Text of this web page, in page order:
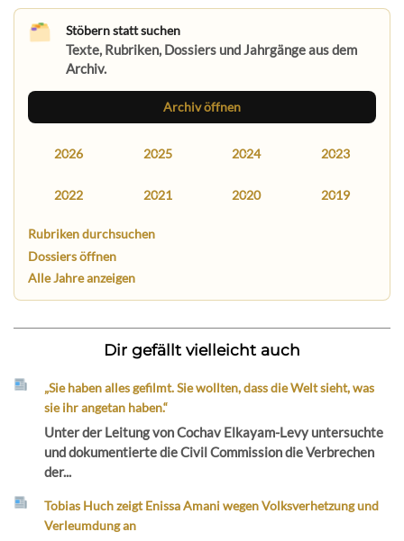
Stöbern statt suchen
Texte, Rubriken, Dossiers und Jahrgänge aus dem
Archiv.
Archiv öffnen
2026 2025 2024 2023
2022 2021 2020 2019
Rubriken durchsuchen
Dossiers öffnen
Alle Jahre anzeigen
Dir gefällt vielleicht auch
„Sie haben alles gefilmt. Sie wollten, dass die Welt sieht, was
sie ihr angetan haben.“
Unter der Leitung von Cochav Elkayam-Levy untersuchte
und dokumentierte die Civil Commission die Verbrechen
der...
Tobias Huch zeigt Enissa Amani wegen Volksverhetzung und
Verleumdung an